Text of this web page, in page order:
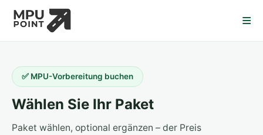
≡
✅ MPU-Vorbereitung buchen
Wählen Sie Ihr Paket
Paket wählen, optional ergänzen – der Preis